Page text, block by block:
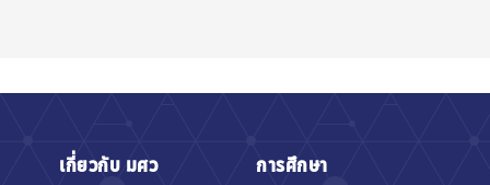
เกี่ยวกับ มศว การศึกษา